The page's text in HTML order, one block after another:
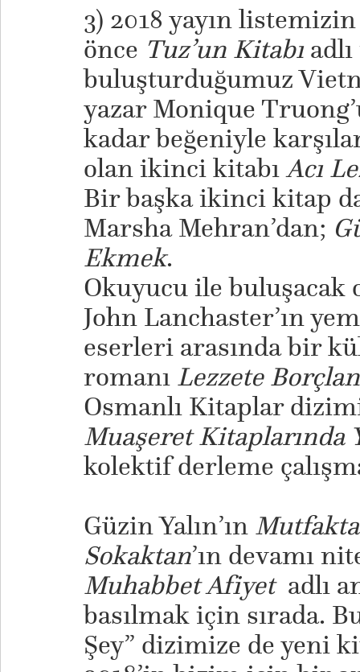
3) 2018 yayın
önce Tuz’un Kitabıadlı
buluşturduğumuz
yazar Monique
kadar beğeniyle
olan ikinci kitabıAcı
Bir başka ikinci kitap
Marsha Mehran’dan;
Ekmek.
Okuyucu ile buluşacak
John Lanchaster’ın
eserleri arasında bir
romanı Lezzete
Osmanlı Kitaplar
Muaşeret Kitaplarında
kolektif derleme
​Güzin Yalın’ın
Sokaktan’ın devamı
Muhabbet Afiyetadlı
basılmak için sırada.
Şey” dizimize de yeni